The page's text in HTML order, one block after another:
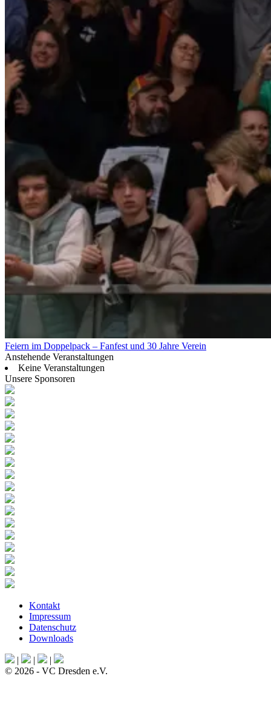
Feiern im Doppelpack – Fanfest und 30 Jahre Verein
Anstehende Veranstaltungen
Keine Veranstaltungen
Unsere Sponsoren
Kontakt
Impressum
Datenschutz
Downloads
| |
|
© 2026 - VC Dresden e.V.